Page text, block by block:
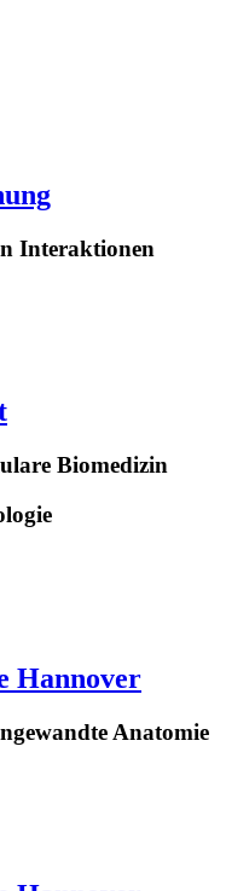
Interaktionen
Biomedizin
Hannover
Anatomie